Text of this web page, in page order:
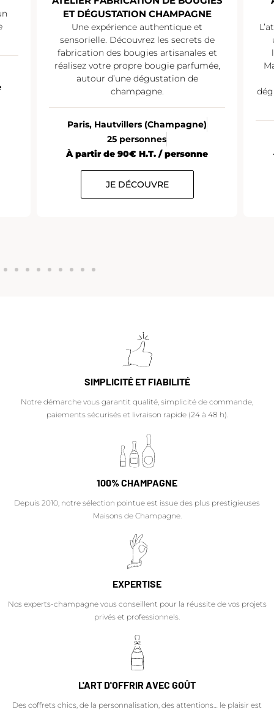
ET DÉGUSTATION CHAMPAGNE
Une expérience authentique et
sensorielle. Découvrez les secrets de
fabrication des bougies artisanales et
réalisez votre propre bougie parfumée,
autour d’une dégustation de
champagne.
Paris, Hautvillers (Champagne)
25 personnes
À partir de 90€ H.T. / personne
JE DÉCOUVRE
SIMPLICITÉ ET FIABILITÉ
Notre démarche vous garantit qualité, simplicité de commande,
paiements sécurisés et livraison rapide (24 à 48 h).
100% CHAMPAGNE
Depuis 2010, notre sélection pointue est issue des plus prestigieuses
Maisons de Champagne.
EXPERTISE
Nos experts-champagne vous conseillent pour la réussite de vos projets
privés et professionnels.
L'ART D'OFFRIR AVEC GOÛT
Des coffrets chics, de la personnalisation, des attentions… le plaisir est